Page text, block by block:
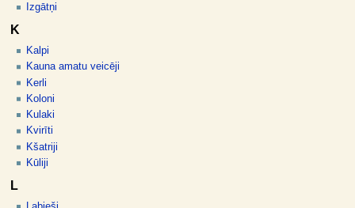
Izgātņi
K
Kalpi
Kauna amatu veicēji
Kerli
Koloni
Kulaki
Kvirīti
Kšatriji
Kūliji
L